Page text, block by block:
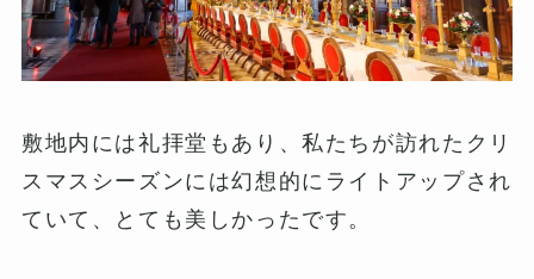
敷地内には礼拝堂もあり、私たちが訪れたクリ
スマスシーズンには幻想的にライトアップされ
ていて、とても美しかったです。